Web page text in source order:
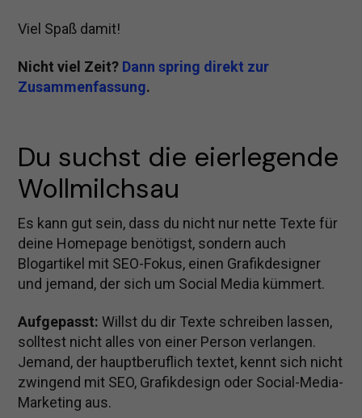
Viel Spaß damit!
Nicht viel Zeit? Dann spring direkt zur
Zusammenfassung.
Du suchst die eierlegende
Wollmilchsau
Es kann gut sein, dass du nicht nur nette Texte für
deine Homepage benötigst, sondern auch
Blogartikel mit SEO-Fokus, einen Grafikdesigner
und jemand, der sich um Social Media kümmert.
Aufgepasst:Willst du dir Texte schreiben lassen,
solltest nicht alles von einer Person verlangen.
Jemand, der hauptberuflich textet, kennt sich nicht
zwingend mit SEO, Grafikdesign oder Social-Media-
Marketing aus.